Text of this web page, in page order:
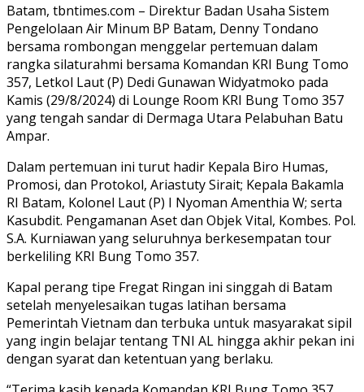
Batam, tbntimes.com – Direktur Badan Usaha Sistem
Pengelolaan Air Minum BP Batam, Denny Tondano
bersama rombongan menggelar pertemuan dalam
rangka silaturahmi bersama Komandan KRI Bung Tomo
357, Letkol Laut (P) Dedi Gunawan Widyatmoko pada
Kamis (29/8/2024) di Lounge Room KRI Bung Tomo 357
yang tengah sandar di Dermaga Utara Pelabuhan Batu
Ampar.
Dalam pertemuan ini turut hadir Kepala Biro Humas,
Promosi, dan Protokol, Ariastuty Sirait; Kepala Bakamla
RI Batam, Kolonel Laut (P) I Nyoman Amenthia W; serta
Kasubdit. Pengamanan Aset dan Objek Vital, Kombes. Pol.
S.A. Kurniawan yang seluruhnya berkesempatan tour
berkeliling KRI Bung Tomo 357.
Kapal perang tipe Fregat Ringan ini singgah di Batam
setelah menyelesaikan tugas latihan bersama
Pemerintah Vietnam dan terbuka untuk masyarakat sipil
yang ingin belajar tentang TNI AL hingga akhir pekan ini
dengan syarat dan ketentuan yang berlaku.